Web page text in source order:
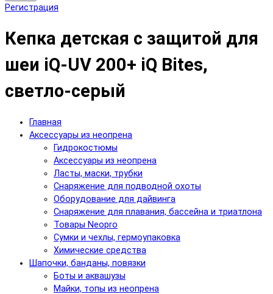
Регистрация
Кепка детская с защитой для
шеи iQ-UV 200+ iQ Bites,
светло-серый
Главная
Аксессуары из неопрена
Гидрокостюмы
Аксессуары из неопрена
Ласты, маски, трубки
Снаряжение для подводной охоты
Оборудование для дайвинга
Снаряжение для плавания, бассейна и триатлона
Товары Neopro
Сумки и чехлы, гермоупаковка
Химические средства
Шапочки, банданы, повязки
Боты и аквашузы
Майки, топы из неопрена